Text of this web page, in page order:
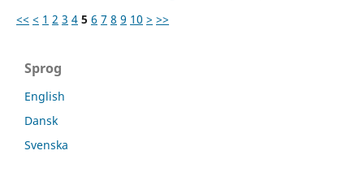
<< < 1 2 3 4 5 6 7 8 9 10 > >>
Sprog
English
Dansk
Svenska